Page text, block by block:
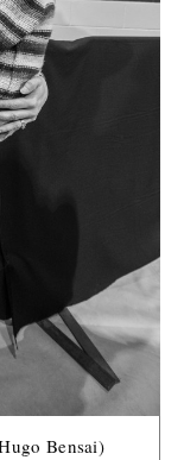
Bensai)